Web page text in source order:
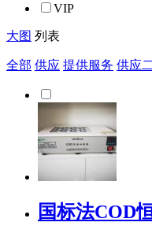
VIP
大图 列表
全部 供应 提供服务 供应
国标法COD